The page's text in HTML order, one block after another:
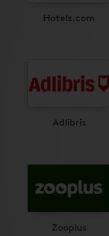
Hotels.com
Adlibris
Zooplus